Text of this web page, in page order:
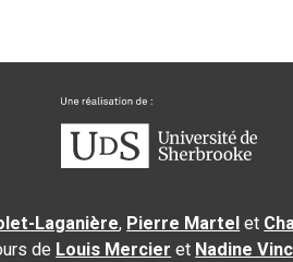
Laganière, Pierre Martel et
de Louis Mercier et Nadine